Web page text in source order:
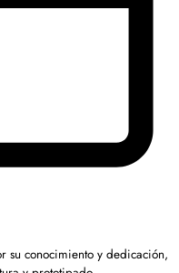
su conocimiento y dedicación,